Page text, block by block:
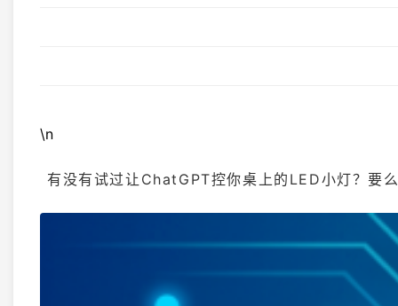
\n
有没有试过让ChatGPT控你桌上的LED小灯？要